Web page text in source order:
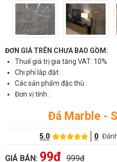
ĐƠN GIÁ TRÊN CHƯA BAO GỒM:
Thuế giá trị gia tăng VAT: 10%
Chi phí lắp đặt:
Các sản phẩm đặc thù :
Đơn vị tính :
Đá Marble -
5.0 0
GIÁ BÁN: 99đ 999đ